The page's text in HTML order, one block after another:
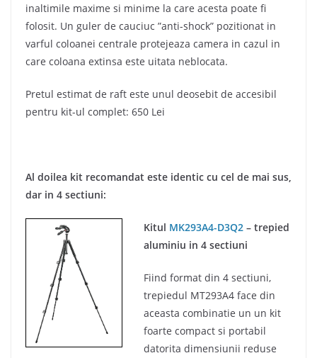
inaltimile maxime si minime la care acesta poate fi
folosit. Un guler de cauciuc ”anti-shock” pozitionat in
varful coloanei centrale protejeaza camera in cazul in
care coloana extinsa este uitata neblocata.
Pretul estimat de raft este unul deosebit de accesibil
pentru kit-ul complet: 650 Lei
Al doilea kit recomandat este identic cu cel de mai sus,
dar in 4 sectiuni:
Kitul MK293A4-D3Q2 – trepied
aluminiu in 4 sectiuni
Fiind format din 4 sectiuni,
trepiedul MT293A4 face din
aceasta combinatie un un kit
foarte compact si portabil
datorita dimensiunii reduse